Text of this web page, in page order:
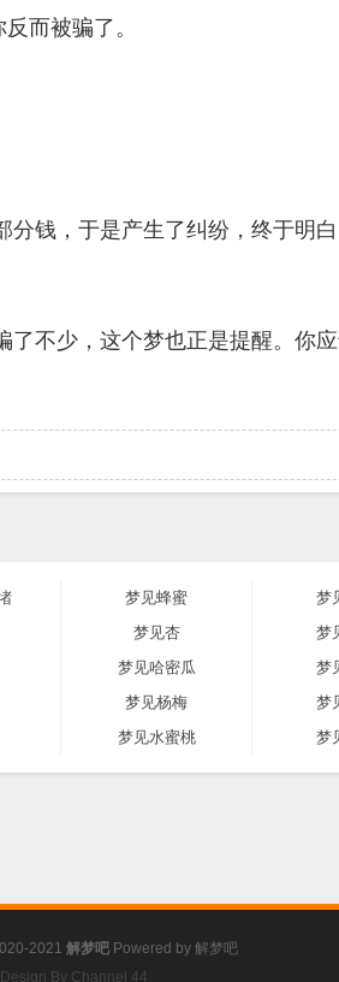
而被骗了。
钱，于是产生了纠纷，终于明
不少，这个梦也正是提醒。你
梦见蜂蜜
梦
梦见杏
梦
梦见哈密瓜
梦
梦见杨梅
梦
梦见水蜜桃 梦
2021 解梦吧 Powered by 解梦吧
Design By Channel 44